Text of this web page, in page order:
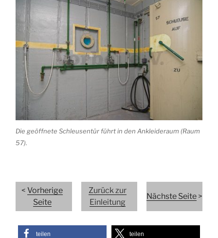
Die geöffnete Schleusentür führt in den Ankleideraum (Raum
57).
<Vorherige
Seite
Zurück zur
Einleitung
Nächste Seite >
teilen teilen